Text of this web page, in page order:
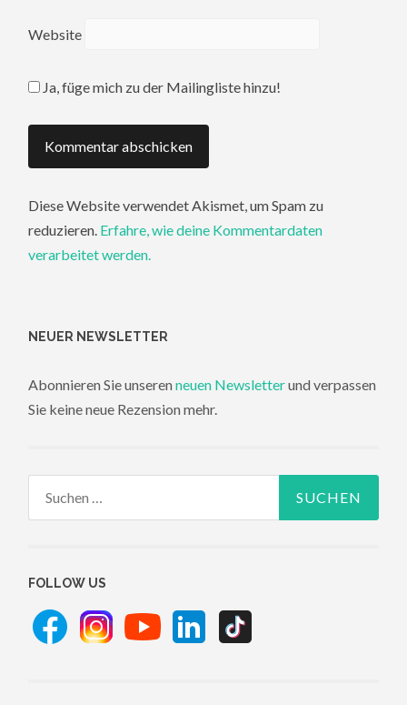
Website
Ja, füge mich zu der Mailingliste hinzu!
Diese Website verwendet Akismet, um Spam zu
reduzieren. Erfahre, wie deine Kommentardaten
verarbeitet werden.
NEUER NEWSLETTER
Abonnieren Sie unserenneuen Newsletterund verpassen
Sie keine neue Rezension mehr.
FOLLOW US